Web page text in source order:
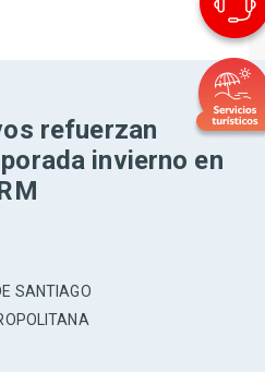
refuerzan
invierno en
SANTIAGO